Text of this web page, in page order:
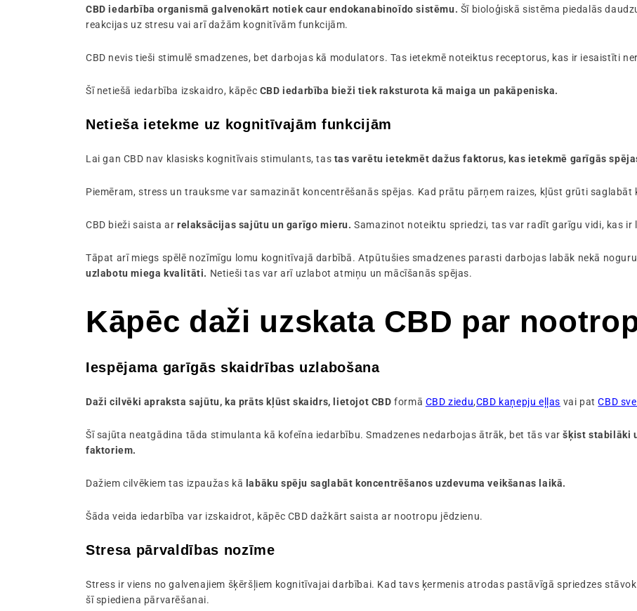
CBD iedarbība organismā galvenokārt notiek caur endokanabinoīdo sistēmu. Šī bioloģiskā sistēma piedalās
reakcijas uz stresu vai arī dažām kognitīvām funkcijām.
CBD nevis tieši stimulē smadzenes, bet darbojas kā modulators. Tas ietekmē noteiktus receptorus, kas ir iesaistīti
Šī netiešā iedarbība izskaidro, kāpēc CBD iedarbība bieži tiek raksturota kā maiga un pakāpeniska.
Netieša ietekme uz kognitīvajām funkcijām
Lai gan CBD nav klasisks kognitīvais stimulants, tas tas varētu ietekmēt dažus faktorus, kas ietekmē garīgās
Piemēram, stress un trauksme var samazināt koncentrēšanās spējas. Kad prātu pārņem raizes, kļūst grūti saglabāt
CBD bieži saista ar relaksācijas sajūtu un garīgo mieru. Samazinot noteiktu spriedzi, tas var radīt garīgu vidi, kas ir
Tāpat arī miegs spēlē nozīmīgu lomu kognitīvajā darbībā. Atpūtušies smadzenes parasti darbojas labāk nekā
uzlabotu miega kvalitāti. Netieši tas var arī uzlabot atmiņu un mācīšanās spējas.
Kāpēc daži uzskata CBD par
Iespējama garīgās skaidrības uzlabošana
Daži cilvēki apraksta sajūtu, ka prāts kļūst skaidrs, lietojot CBDformā CBD ziedu,CBD kaņepju eļļas vai patCBD
Šī sajūta neatgādina tāda stimulanta kā kofeīna iedarbību. Smadzenes nedarbojas ātrāk, bet tās var šķist stabilāki
faktoriem.
Dažiem cilvēkiem tas izpaužas kā labāku spēju saglabāt koncentrēšanos uzdevuma veikšanas laikā.
Šāda veida iedarbība var izskaidrot, kāpēc CBD dažkārt saista ar nootropu jēdzienu.
Stresa pārvaldības nozīme
Stress ir viens no galvenajiem šķēršļiem kognitīvajai darbībai. Kad tavs ķermenis atrodas pastāvīgā spriedzes
šī spiediena pārvarēšanai.